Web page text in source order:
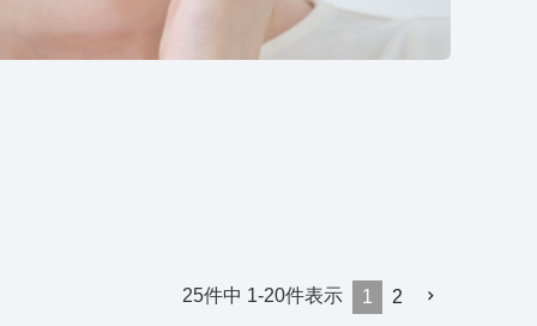
25件中 1-20件表示 1 2